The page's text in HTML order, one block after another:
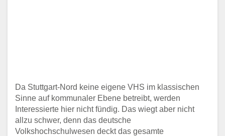
Da Stuttgart-Nord keine eigene VHS im klassischen
Sinne auf kommunaler Ebene betreibt, werden
Interessierte hier nicht fündig. Das wiegt aber nicht
allzu schwer, denn das deutsche
Volkshochschulwesen deckt das gesamte